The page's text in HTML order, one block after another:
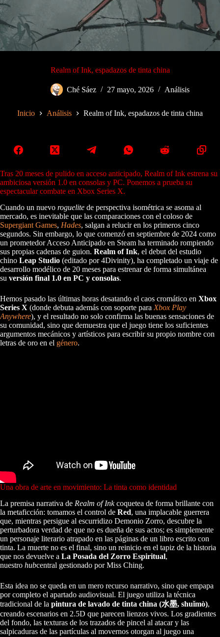
Realm of Ink, espadazos de tinta china
Ché Sáez 27 mayo, 2026 Análisis
Inicio Análisis Realm of Ink, espadazos de tinta china
Tras 20 meses de pulido en acceso anticipado, Realm of Ink estrena su
ambiciosa versión 1.0 en consolas y PC. Ponemos a prueba su
espectacular combate en Xbox Series X.
Cuando un nuevo roguelite de perspectiva isométrica se asoma al
mercado, es inevitable que las comparaciones con el coloso de
Supergiant Games, Hades, salgan a relucir en los primeros cinco
segundos. Sin embargo, lo que comenzó en septiembre de 2024 como
un prometedor Acceso Anticipado en Steam ha terminado rompiendo
sus propias cadenas de guion. Realm of Ink, el debut del estudio
chino Leap Studio (editado por 4Divinity), ha completado un viaje de
desarrollo modélico de 20 meses para estrenar de forma simultánea
su versión final 1.0 en PC y consolas.
Hemos pasado las últimas horas desatando el caos cromático en Xbox
Series X (donde debuta además con soporte para Xbox Play
Anywhere), y el resultado no solo confirma las buenas sensaciones de
su comunidad, sino que demuestra que el juego tiene los suficientes
argumentos mecánicos y artísticos para escribir su propio nombre con
letras de oro en el género.
Una obra de arte en movimiento: La tinta como identidad
La premisa narrativa de Realm of Inkcoquetea de forma brillante con
la metaficción: tomamos el control de Red, una implacable guerrera
que, mientras persigue al escurridizo Demonio Zorro, descubre la
perturbadora verdad de que no es dueña de sus actos; es simplemente
un personaje literario atrapado en las páginas de un libro escrito con
tinta. La muerte no es el final, sino un reinicio en el tapiz de la historia
que nos devuelve a La Posada del Zorro Espiritual,
nuestro hubcentral gestionado por Miss Ching.
Esta idea no se queda en un mero recurso narrativo, sino que empapa
por completo el apartado audiovisual. El juego utiliza la técnica
tradicional de la pintura de lavado de tinta china (水墨, shuǐmò),
creando escenarios en 2.5D que parecen lienzos vivos. Los gradientes
del fondo, las texturas de los trazados de pincel al atacar y las
salpicaduras de las partículas al movernos otorgan al juego una